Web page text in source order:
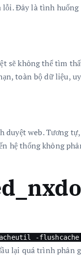
lỗi. Đây là tình
sẽ không thể tìm
toàn bộ dữ liệu,
duyệt web. Tương
hệ thống không
-flushcache
lại quá trình phân